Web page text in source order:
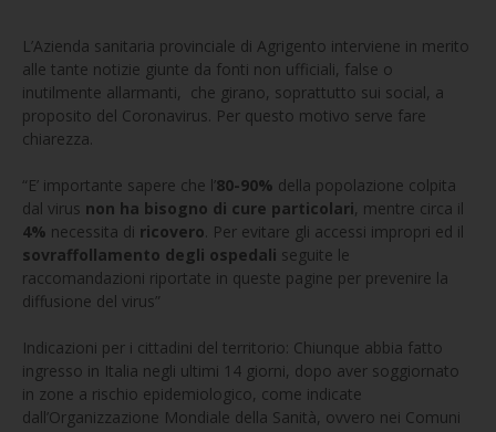
L’Azienda sanitaria provinciale di Agrigento interviene in merito
alle tante notizie giunte da fonti non ufficiali, false o
inutilmente allarmanti, che girano, soprattutto sui social, a
proposito del Coronavirus. Per questo motivo serve fare
chiarezza.
“E’ importante sapere che l’80-90% della popolazione colpita
dal virus non ha bisogno di cure particolari, mentre circa il
4% necessita di ricovero. Per evitare gli accessi impropri ed il
sovraffollamento degli ospedali seguite le
raccomandazioni riportate in queste pagine per prevenire la
diffusione del virus”
Indicazioni per i cittadini del territorio: Chiunque abbia fatto
ingresso in Italia negli ultimi 14 giorni, dopo aver soggiornato
in zone a rischio epidemiologico, come indicate
dall’Organizzazione Mondiale della Sanità, ovvero nei Comuni